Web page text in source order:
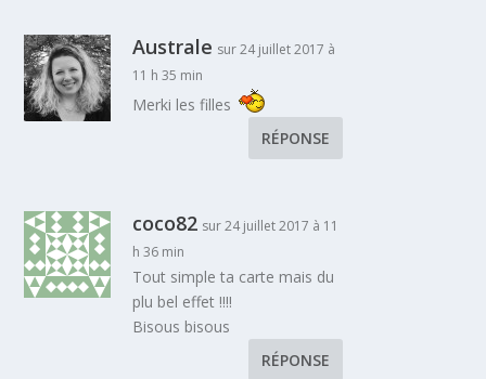
Australe sur 24 juillet 2017 à
11 h 35 min
Merki les filles
RÉPONSE
coco82 sur 24 juillet 2017 à 11
h 36 min
Tout simple ta carte mais du
plu bel effet !!!!
Bisous bisous
RÉPONSE